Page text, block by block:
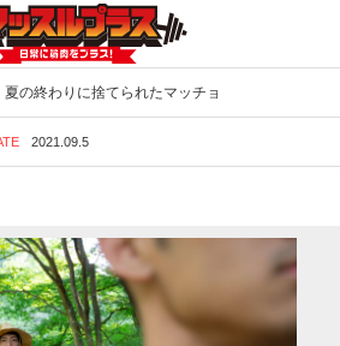
夏の終わりに捨てられたマッチョ
2021.09.5